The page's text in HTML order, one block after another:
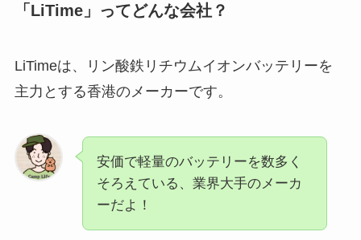
「LiTime」ってどんな会社？
LiTimeは、リン酸鉄リチウムイオンバッテリーを
主力とする香港のメーカーです。
安価で軽量のバッテリーを数多く
そろえている、業界大手のメーカ
ーだよ！